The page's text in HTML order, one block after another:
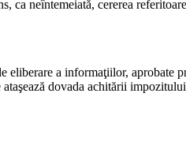
ca neîntemeiată, cererea
a informaţiilor, aprobate
dovada achitării